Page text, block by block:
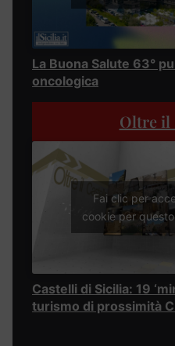
La Buona Salute 63°
oncologica
Oltre il
Fai clic per
cookie per
Castelli di Sicilia: 19
turismo di prossimità